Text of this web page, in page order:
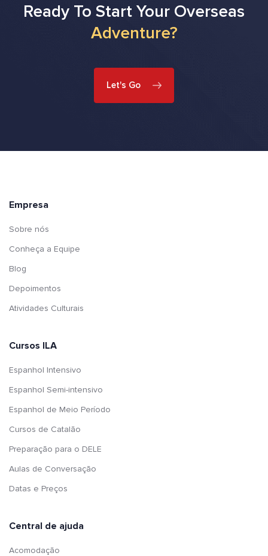
Ready To Start Your Overseas
Adventure?
Let's Go
Empresa
Sobre nós
Conheça a Equipe
Blog
Depoimentos
Atividades Culturais
Cursos ILA
Espanhol Intensivo
Espanhol Semi-intensivo
Espanhol de Meio Período
Cursos de Catalão
Preparação para o DELE
Aulas de Conversação
Datas e Preços
Central de ajuda
Acomodação